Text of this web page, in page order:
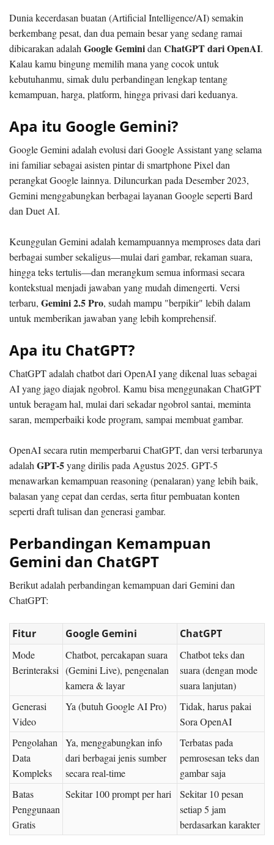
Dunia kecerdasan buatan (Artificial Intelligence/AI) semakin
berkembang pesat, dan dua pemain besar yang sedang ramai
dibicarakan adalahGoogle GeminidanChatGPT dari OpenAI.
Kalau kamu bingung memilih mana yang cocok untuk
kebutuhanmu, simak dulu perbandingan lengkap tentang
kemampuan, harga, platform, hingga privasi dari keduanya.
Apa itu Google Gemini?
Google Gemini adalah evolusi dari Google Assistant yang selama
ini familiar sebagai asisten pintar di smartphone Pixel dan
perangkat Google lainnya. Diluncurkan pada Desember 2023,
Gemini menggabungkan berbagai layanan Google seperti Bard
dan Duet AI.
Keunggulan Gemini adalah kemampuannya memproses data dari
berbagai sumber sekaligus—mulai dari gambar, rekaman suara,
hingga teks tertulis—dan merangkum semua informasi secara
kontekstual menjadi jawaban yang mudah dimengerti. Versi
terbaru, Gemini 2.5 Pro, sudah mampu "berpikir" lebih dalam
untuk memberikan jawaban yang lebih komprehensif.
Apa itu ChatGPT?
ChatGPT adalah chatbot dari OpenAI yang dikenal luas sebagai
AI yang jago diajak ngobrol. Kamu bisa menggunakan ChatGPT
untuk beragam hal, mulai dari sekadar ngobrol santai, meminta
saran, memperbaiki kode program, sampai membuat gambar.
OpenAI secara rutin memperbarui ChatGPT, dan versi terbarunya
adalahGPT-5yang dirilis pada Agustus 2025. GPT-5
menawarkan kemampuan reasoning (penalaran) yang lebih baik,
balasan yang cepat dan cerdas, serta fitur pembuatan konten
seperti draft tulisan dan generasi gambar.
Perbandingan Kemampuan
Gemini dan ChatGPT
Berikut adalah perbandingan kemampuan dari Gemini dan
ChatGPT:
Fitur Google Gemini ChatGPT
Mode
Berinteraksi
Chatbot, percakapan suara
(Gemini Live), pengenalan
kamera & layar
Chatbot teks dan
suara (dengan mode
suara lanjutan)
Generasi
Video
Ya (butuh Google AI Pro)
Tidak, harus pakai
Sora OpenAI
Pengolahan
Data
Kompleks
Ya, menggabungkan info
dari berbagai jenis sumber
secara real-time
Terbatas pada
pemrosesan teks dan
gambar saja
Batas
Penggunaan
Gratis
Sekitar 100 prompt per hari
Sekitar 10 pesan
setiap 5 jam
berdasarkan karakter